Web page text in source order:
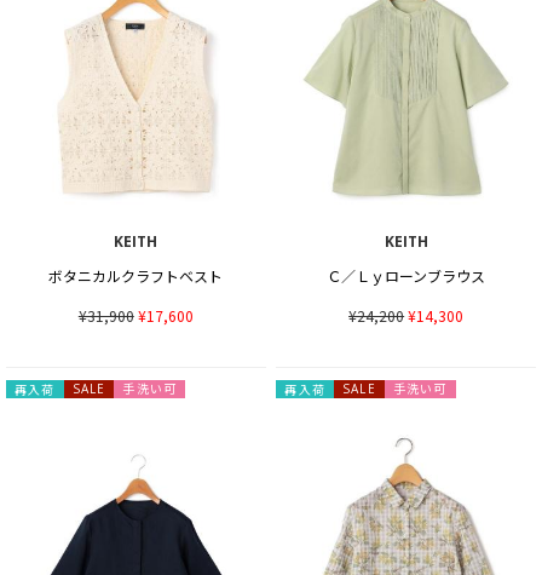
KEITH
ボタニカルクラフトベスト
¥31,900¥17,600
KEITH
Ｃ／Ｌｙローンブラウス
¥24,200¥14,300
再入荷 SALE 手洗い可 再入荷 SALE 手洗い可